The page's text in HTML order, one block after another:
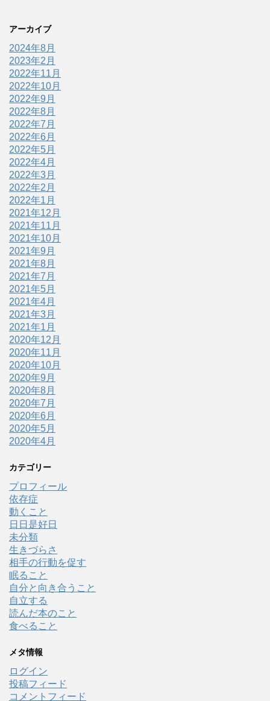
アーカイブ
2024年8月
2023年2月
2022年11月
2022年10月
2022年9月
2022年8月
2022年7月
2022年6月
2022年5月
2022年4月
2022年3月
2022年2月
2022年1月
2021年12月
2021年11月
2021年10月
2021年9月
2021年8月
2021年7月
2021年5月
2021年4月
2021年3月
2021年1月
2020年12月
2020年11月
2020年10月
2020年9月
2020年8月
2020年7月
2020年6月
2020年5月
2020年4月
カテゴリー
プロフィール
依存症
動くこと
日日是好日
未分類
生きづらさ
相手の行動を促す
眠ること
自分と向き合うこと
自立する
読んだ本のこと
食べること
メタ情報
ログイン
投稿フィード
コメントフィード